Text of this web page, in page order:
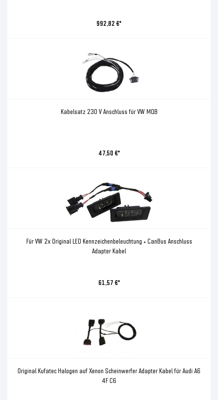
992,82 €*
Kabelsatz 230 V Anschluss für VW MQB
47,50 €*
Für VW 2x Original LED Kennzeichenbeleuchtung + CanBus Anschluss
Adapter Kabel
61,57 €*
Original Kufatec Halogen auf Xenon Scheinwerfer Adapter Kabel für Audi A6
4F C6